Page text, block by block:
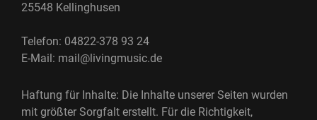
25548 Kellinghusen
Telefon: 04822-378 93 24
E-Mail: mail@livingmusic.de
Haftung für Inhalte: Die Inhalte unserer Seiten wurden
mit größter Sorgfalt erstellt. Für die Richtigkeit,